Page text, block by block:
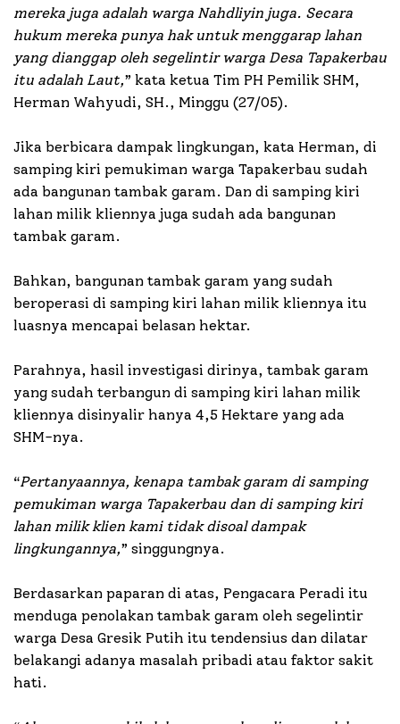
mereka juga adalah warga Nahdliyin juga. Secara
hukum mereka punya hak untuk menggarap lahan
yang dianggap oleh segelintir warga Desa Tapakerbau
itu adalah Laut,” kata ketua Tim PH Pemilik SHM,
Herman Wahyudi, SH., Minggu (27/05).
Jika berbicara dampak lingkungan, kata Herman, di
samping kiri pemukiman warga Tapakerbau sudah
ada bangunan tambak garam. Dan di samping kiri
lahan milik kliennya juga sudah ada bangunan
tambak garam.
Bahkan, bangunan tambak garam yang sudah
beroperasi di samping kiri lahan milik kliennya itu
luasnya mencapai belasan hektar.
Parahnya, hasil investigasi dirinya, tambak garam
yang sudah terbangun di samping kiri lahan milik
kliennya disinyalir hanya 4,5 Hektare yang ada
SHM-nya.
“Pertanyaannya, kenapa tambak garam di samping
pemukiman warga Tapakerbau dan di samping kiri
lahan milik klien kami tidak disoal dampak
lingkungannya,” singgungnya.
Berdasarkan paparan di atas, Pengacara Peradi itu
menduga penolakan tambak garam oleh segelintir
warga Desa Gresik Putih itu tendensius dan dilatar
belakangi adanya masalah pribadi atau faktor sakit
hati.